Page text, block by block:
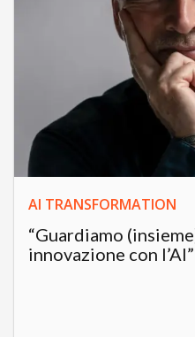
AI TRANSFORMATION
“Guardiamo
innovazione con l’AI”